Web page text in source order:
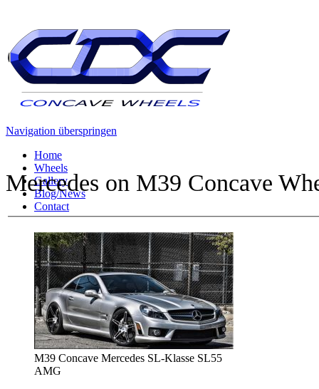
Navigation überspringen
Home
Wheels
Gallery
Blog/News
Contact
Mercedes on M39 Concave
M39 Concave Mercedes SL-Klasse SL55
AMG